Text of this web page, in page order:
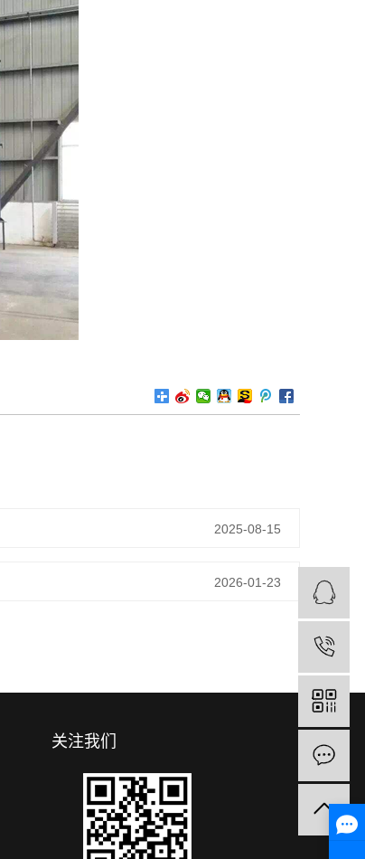
2025-08-15
2026-01-23
关注我们